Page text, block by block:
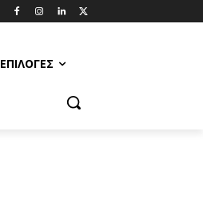
ΕΠΙΛΟΓΈΣ